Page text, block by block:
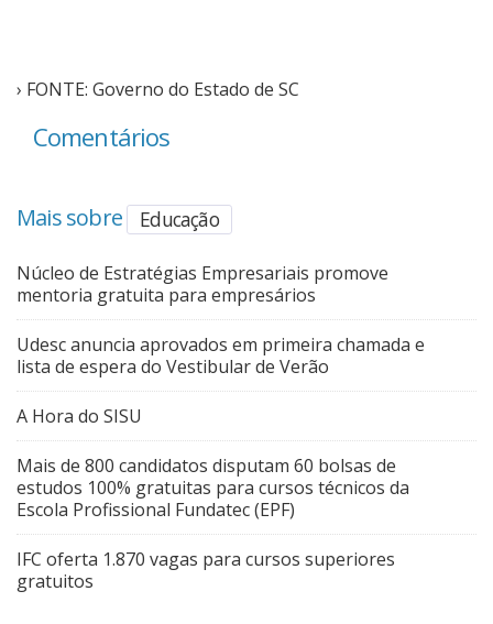
› FONTE: Governo do Estado de SC
Comentários
Mais sobre Educação
Núcleo de Estratégias Empresariais promove
mentoria gratuita para empresários
Udesc anuncia aprovados em primeira chamada e
lista de espera do Vestibular de Verão
A Hora do SISU
Mais de 800 candidatos disputam 60 bolsas de
estudos 100% gratuitas para cursos técnicos da
Escola Profissional Fundatec (EPF)
IFC oferta 1.870 vagas para cursos superiores
gratuitos